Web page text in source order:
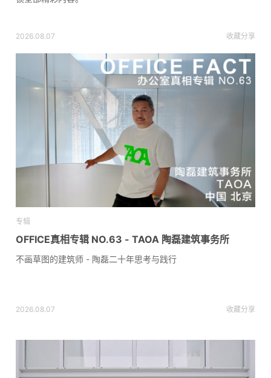
2026.08.07 收藏分享
专辑
OFFICE真相专辑 NO.63 - TAOA 陶磊建筑事务所
不画草图的建筑师 - 陶磊二十年思考与践行
2026.08.07 收藏分享